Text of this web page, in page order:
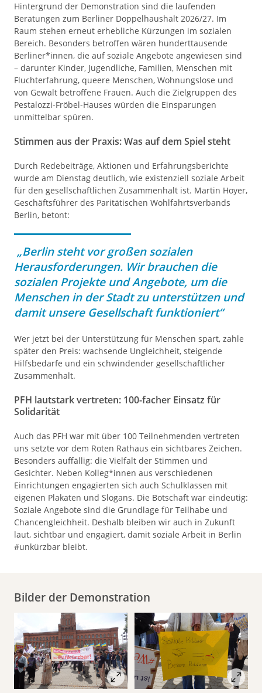
Hintergrund der Demonstration sind die laufenden
Beratungen zum Berliner Doppelhaushalt 2026/27. Im
Raum stehen erneut erhebliche Kürzungen im sozialen
Bereich. Besonders betroffen wären hunderttausende
Berliner*innen, die auf soziale Angebote angewiesen sind
– darunter Kinder, Jugendliche, Familien, Menschen mit
Fluchterfahrung, queere Menschen, Wohnungslose und
von Gewalt betroffene Frauen. Auch die Zielgruppen des
Pestalozzi-Fröbel-Hauses würden die Einsparungen
unmittelbar spüren.
Stimmen aus der Praxis: Was auf dem Spiel steht
Durch Redebeiträge, Aktionen und Erfahrungsberichte
wurde am Dienstag deutlich, wie existenziell soziale Arbeit
für den gesellschaftlichen Zusammenhalt ist. Martin Hoyer,
Geschäftsführer des Paritätischen Wohlfahrtsverbands
Berlin, betont:
„Berlin steht vor großen sozialen
Herausforderungen. Wir brauchen die
sozialen Projekte und Angebote, um die
Menschen in der Stadt zu unterstützen und
damit unsere Gesellschaft funktioniert“
Wer jetzt bei der Unterstützung für Menschen spart, zahle
später den Preis: wachsende Ungleichheit, steigende
Hilfsbedarfe und ein schwindender gesellschaftlicher
Zusammenhalt.
PFH lautstark vertreten: 100-facher Einsatz für
Solidarität
Auch das PFH war mit über 100 Teilnehmenden vertreten
uns setzte vor dem Roten Rathaus ein sichtbares Zeichen.
Besonders auffällig: die Vielfalt der Stimmen und
Gesichter. Neben Kolleg*innen aus verschiedenen
Einrichtungen engagierten sich auch Schulklassen mit
eigenen Plakaten und Slogans. Die Botschaft war eindeutig:
Soziale Angebote sind die Grundlage für Teilhabe und
Chancengleichheit. Deshalb bleiben wir auch in Zukunft
laut, sichtbar und engagiert, damit soziale Arbeit in Berlin
#unkürzbar bleibt.
Bilder der Demonstration